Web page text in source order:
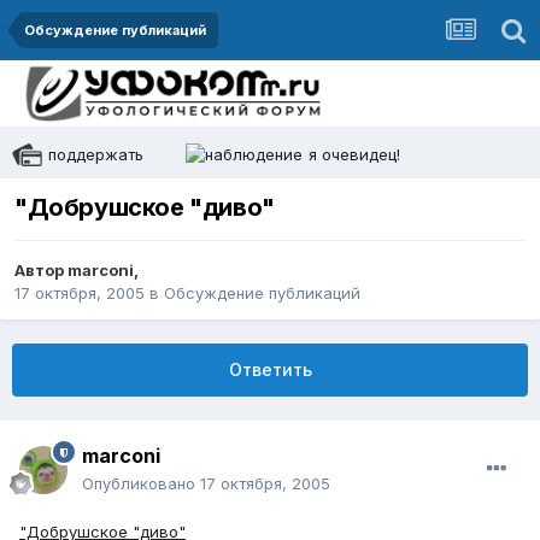
Обсуждение публикаций
поддержать я очевидец!
"Добрушское "диво"
Автор marconi,
17 октября, 2005 в Обсуждение публикаций
Ответить
marconi
Опубликовано 17 октября, 2005
"Добрушское "диво"